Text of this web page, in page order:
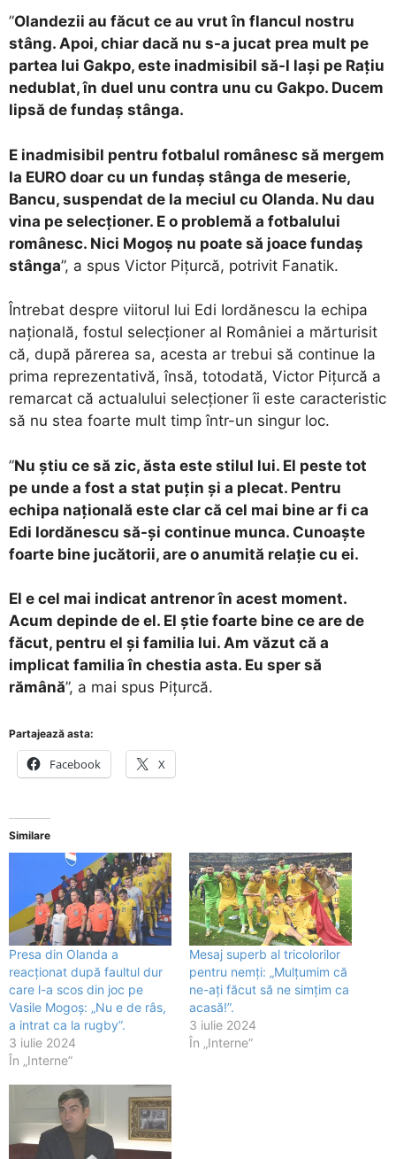
”Olandezii au făcut ce au vrut în flancul nostru
stâng. Apoi, chiar dacă nu s-a jucat prea mult pe
partea lui Gakpo, este inadmisibil să-l lași pe Rațiu
nedublat, în duel unu contra unu cu Gakpo. Ducem
lipsă de fundaș stânga.
E inadmisibil pentru fotbalul românesc să mergem
la EURO doar cu un fundaș stânga de meserie,
Bancu, suspendat de la meciul cu Olanda. Nu dau
vina pe selecționer. E o problemă a fotbalului
românesc. Nici Mogoș nu poate să joace fundaș
stânga”, a spus Victor Pițurcă, potrivit Fanatik.
Întrebat despre viitorul lui Edi Iordănescu la echipa
națională, fostul selecționer al României a mărturisit
că, după părerea sa, acesta ar trebui să continue la
prima reprezentativă, însă, totodată, Victor Pițurcă a
remarcat că actualului selecționer îi este caracteristic
să nu stea foarte mult timp într-un singur loc.
”Nu știu ce să zic, ăsta este stilul lui. El peste tot
pe unde a fost a stat puțin și a plecat. Pentru
echipa națională este clar că cel mai bine ar fi ca
Edi Iordănescu să-și continue munca. Cunoaște
foarte bine jucătorii, are o anumită relație cu ei.
El e cel mai indicat antrenor în acest moment.
Acum depinde de el. El știe foarte bine ce are de
făcut, pentru el și familia lui. Am văzut că a
implicat familia în chestia asta. Eu sper să
rămână”, a mai spus Pițurcă.
Partajează asta:
Facebook X
Similare
Presa din Olanda a
reacționat după faultul dur
care l-a scos din joc pe
Vasile Mogoș: „Nu e de râs,
a intrat ca la rugby”.
3 iulie 2024
În „Interne”
Mesaj superb al tricolorilor
pentru nemți: „Mulțumim că
ne-ați făcut să ne simțim ca
acasă!”.
3 iulie 2024
În „Interne”